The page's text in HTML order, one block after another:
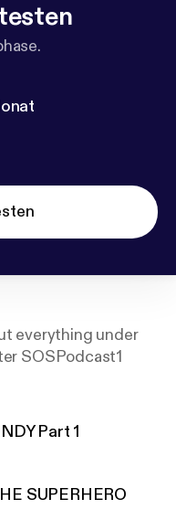
everything under
SOSPodcast1
Part 1
SUPERHERO